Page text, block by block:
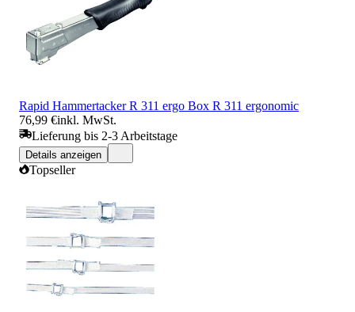
Rapid Hammertacker R 311 ergo Box R 311 ergonomic
76,99 €inkl. MwSt.
Lieferung bis 2-3 Arbeitstage
Details anzeigen
Topseller